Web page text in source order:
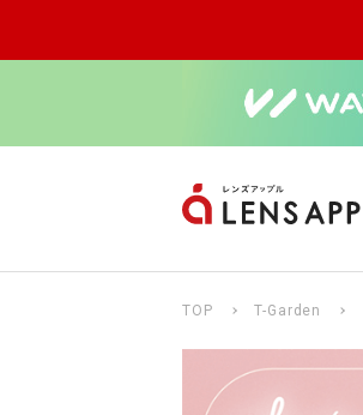
TOP T-Garden